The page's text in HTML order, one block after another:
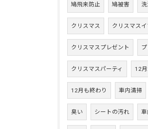
鳩飛来防止 鳩被害
クリスマス クリスマスイ
クリスマスプレゼント
クリスマスパーティ 12月
12月も終わり 車内清掃
臭い シートの汚れ 車